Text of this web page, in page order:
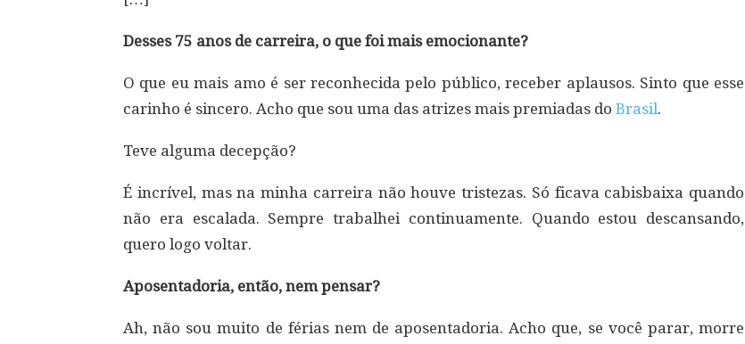
Desses 75 anos de carreira, o que foi mais emocionante?
O que eu mais amo é ser reconhecida pelo público, receber aplausos. Sinto que esse
carinho é sincero. Acho que sou uma das atrizes mais premiadas do Brasil.
Teve alguma decepção?
É incrível, mas na minha carreira não houve tristezas. Só ficava cabisbaixa quando
não era escalada. Sempre trabalhei continuamente. Quando estou descansando,
quero logo voltar.
Aposentadoria, então, nem pensar?
Ah, não sou muito de férias nem de aposentadoria. Acho que, se você parar, morre